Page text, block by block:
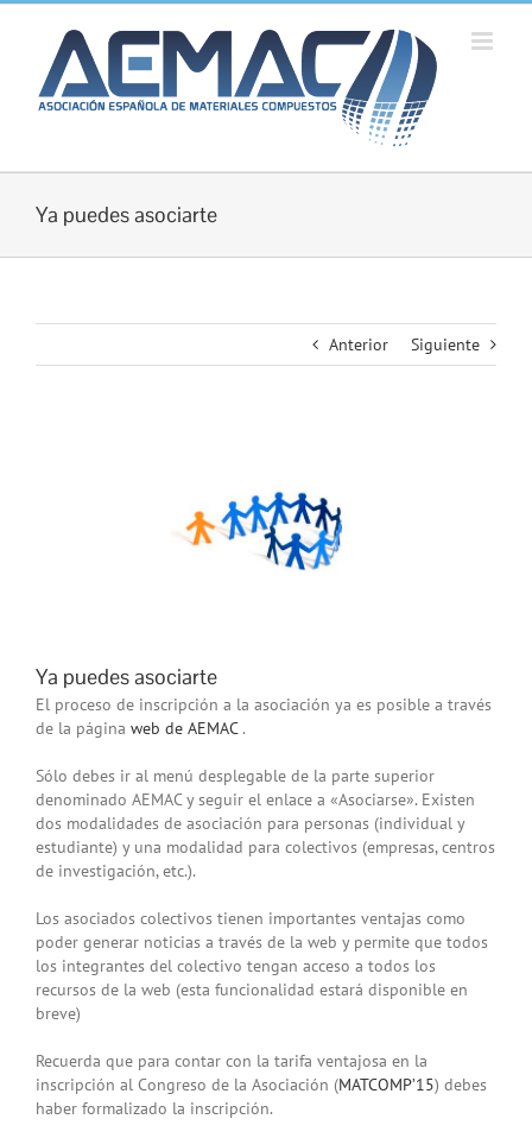
Saltar
contenido
Ya puedes asociarte
Anterior Siguiente
Ya puedes asociarte
El proceso de inscripción a la asociación ya es posible a través
de la página web de AEMAC.
Sólo debes ir al menú desplegable de la parte superior
denominado AEMAC y seguir el enlace a «Asociarse». Existen
dos modalidades de asociación para personas (individual y
estudiante) y una modalidad para colectivos (empresas, centros
de investigación, etc.).
Los asociados colectivos tienen importantes ventajas como
poder generar noticias a través de la web y permite que todos
los integrantes del colectivo tengan acceso a todos los
recursos de la web (esta funcionalidad estará disponible en
breve)
Recuerda que para contar con la tarifa ventajosa en la
inscripción al Congreso de la Asociación (MATCOMP’15) debes
haber formalizado la inscripción.